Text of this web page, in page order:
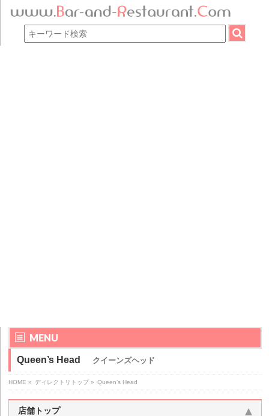
MENU
Queen’s Head クイーンズヘッド
HOME » ディレクトリトップ » Queen’s Head
店舗トップ